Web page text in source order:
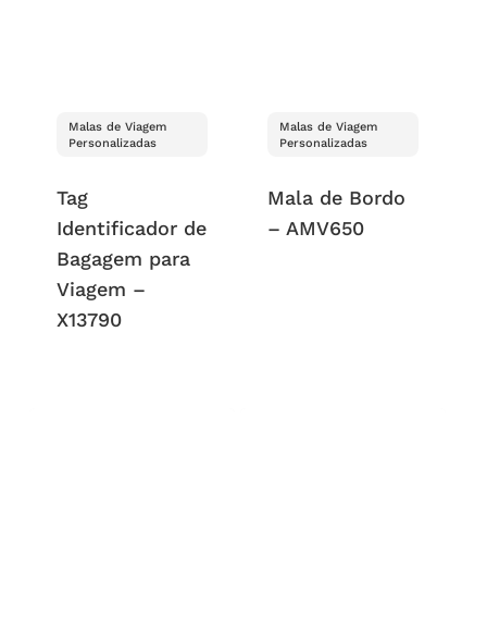
Malas de Viagem
Personalizadas
Tag
Identificador de
Bagagem para
Viagem –
X13790
Malas de Viagem
Personalizadas
Mala de Bordo
– AMV650